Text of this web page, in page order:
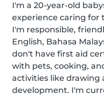
I'm a 20-year-old
experience caring for
I'm responsible,
English, Bahasa
don't have first aid
with pets, cooking,
activities like drawing
development. I'm